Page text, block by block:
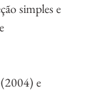
simples e
e